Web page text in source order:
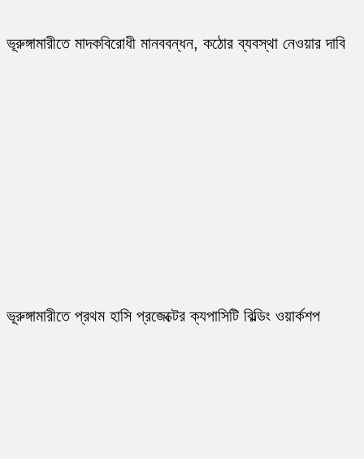
ভূরুঙ্গামারীতে মাদকবিরোধী মানববন্ধন, কঠোর ব্যবস্থা নেওয়ার দাবি
ভূরুঙ্গামারীতে প্রথম হাসি প্রজেক্টের ক্যপাসিটি বিল্ডিং ওয়ার্কশপ